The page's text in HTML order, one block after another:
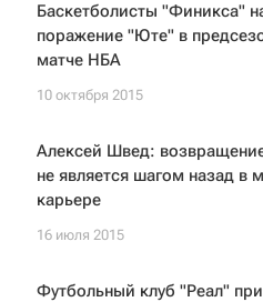
Баскетболисты "Финикса"
поражение "Юте" в
матче НБА
10 октября 2015
Алексей Швед:
не является шагом назад в
карьере
16 июля 2015
Футбольный клуб "Реал"